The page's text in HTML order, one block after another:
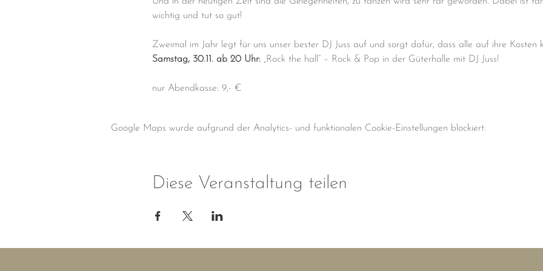
wichtig und tut so gut!
Zweimal im Jahr legt für uns unser bester DJ Juss auf und sorgt dafür, dass alle auf ihre Kosten
Samstag, 30.11. ab 20 Uhr: „Rock the hall“ – Rock & Pop in der Güterhalle mit DJ Juss!
nur Abendkasse: 9,- €
Google Maps wurde aufgrund der Analytics- und funktionalen Cookie-Einstellungen blockiert.
Diese Veranstaltung teilen